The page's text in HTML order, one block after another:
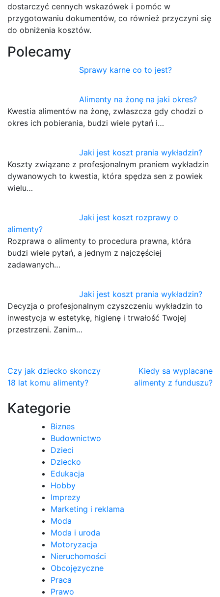
dostarczyć cennych wskazówek i pomóc w
przygotowaniu dokumentów, co również przyczyni się
do obniżenia kosztów.
Polecamy
Sprawy karne co to jest?
Alimenty na żonę na jaki okres?
Kwestia alimentów na żonę, zwłaszcza gdy chodzi o
okres ich pobierania, budzi wiele pytań i…
Jaki jest koszt prania wykładzin?
Koszty związane z profesjonalnym praniem wykładzin
dywanowych to kwestia, która spędza sen z powiek
wielu…
Jaki jest koszt rozprawy o
alimenty?
Rozprawa o alimenty to procedura prawna, która
budzi wiele pytań, a jednym z najczęściej
zadawanych…
Jaki jest koszt prania wykładzin?
Decyzja o profesjonalnym czyszczeniu wykładzin to
inwestycja w estetykę, higienę i trwałość Twojej
przestrzeni. Zanim…
Nawigacja
wpisu
Czy jak dziecko skonczy
18 lat komu alimenty?
Kiedy sa wyplacane
alimenty z funduszu?
Kategorie
Biznes
Budownictwo
Dzieci
Dziecko
Edukacja
Hobby
Imprezy
Marketing i reklama
Moda
Moda i uroda
Motoryzacja
Nieruchomości
Obcojęzyczne
Praca
Prawo